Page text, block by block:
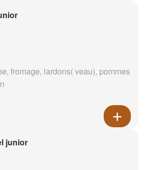
fromage, lardons( veau), pommes
junior